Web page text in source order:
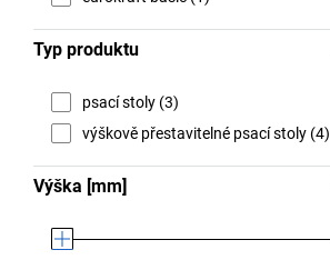
Typ produktu
psací stoly (3)
výškově přestavitelné psací stoly (4)
Výška [mm]